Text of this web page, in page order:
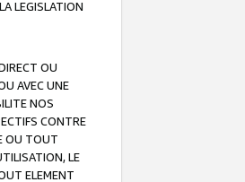
LEGISLATION
OU
AVEC UNE
NOS
CONTRE
OU TOUT
LE
ELEMENT